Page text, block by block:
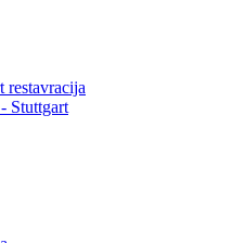
Stuttgart